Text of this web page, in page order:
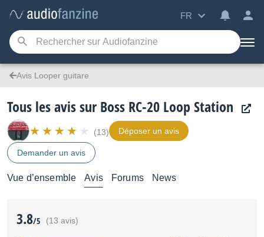
FR
Avis Looper guitare
Tous les avis sur Boss RC-20 Loop Station
(13) Déposer un avis
Demander un avis
Vue d’ensemble Avis Forums News
3.8/5 (13 avis)